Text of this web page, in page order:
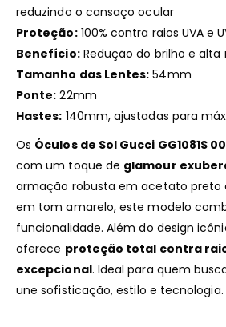
reduzindo o cansaço ocular
Proteção:100% contra raios UVA e
Benefício:Redução do brilho e alta
Tamanho das Lentes: 54mm
Ponte: 22mm
Hastes: 140mm, ajustadas para
Os Óculos de Sol Gucci GG1081S
com um toque de glamour
armação robusta em acetato preto
em tom amarelo, este modelo
funcionalidade. Além do design
oferece proteção total contra
excepcional. Ideal para quem
une sofisticação, estilo e tecnologia.